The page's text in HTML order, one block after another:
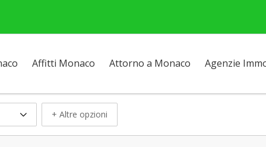
Affitti Monaco Attorno a Monaco Agenzie
+ Altre opzioni